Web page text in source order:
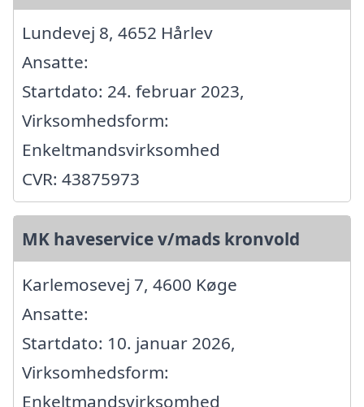
Lundevej 8, 4652 Hårlev
Ansatte:
Startdato: 24. februar 2023,
Virksomhedsform:
Enkeltmandsvirksomhed
CVR: 43875973
MK haveservice v/mads kronvold
Karlemosevej 7, 4600 Køge
Ansatte:
Startdato: 10. januar 2026,
Virksomhedsform:
Enkeltmandsvirksomhed